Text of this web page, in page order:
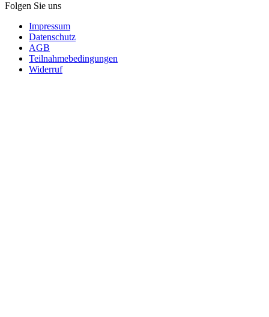
Folgen Sie uns
Impressum
Datenschutz
AGB
Teilnahmebedingungen
Widerruf